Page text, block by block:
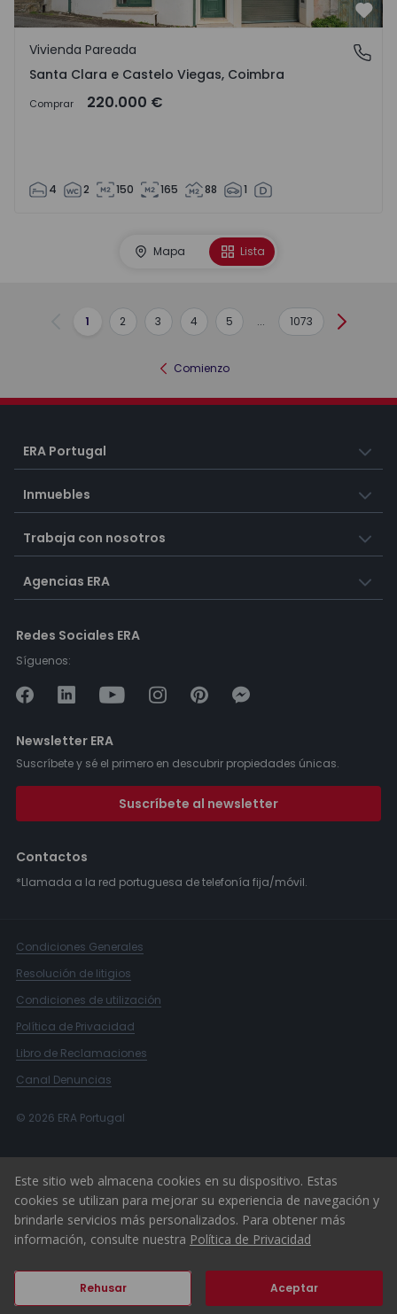
Santa Clara e Castelo Viegas, Coimbra
Vivienda Pareada
Santa Clara e Castelo Viegas, Coimbra
Comprar 220.000 €
4 2 150 165 88 1
Mapa Lista
Anterior
1 2 3 4 5 ... 1073
Comienzo
ERA Portugal
Inmuebles
Trabaja con nosotros
Agencias ERA
Redes Sociales ERA
Síguenos:
Newsletter ERA
Suscríbete y sé el primero en descubrir propiedades únicas.
Suscríbete al newsletter
Contactos
*Llamada a la red portuguesa de telefonía fija/móvil.
Condiciones Generales
Resolución de litigios
Condiciones de utilización
Política de Privacidad
Libro de Reclamaciones
Canal Denuncias
© 2026 ERA Portugal
Este sitio web almacena cookies en su dispositivo. Estas
cookies se utilizan para mejorar su experiencia de navegación y
brindarle servicios más personalizados. Para obtener más
información, consulte nuestra Política de Privacidad
Rehusar Aceptar